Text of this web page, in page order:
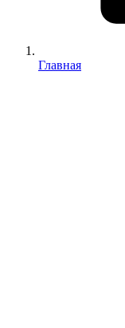
Главная